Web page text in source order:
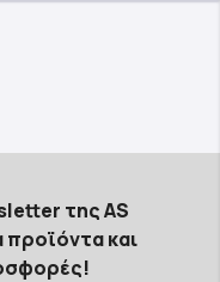
της AS
προϊόντα και